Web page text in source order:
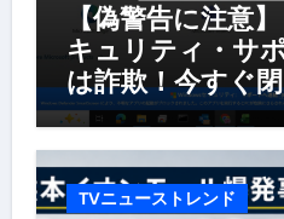
【偽警告に注意
キュリティ・サ
は詐欺！今すぐ
TVニューストレンド